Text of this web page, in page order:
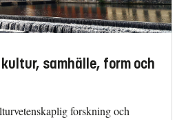
samhälle, form och
forskning och